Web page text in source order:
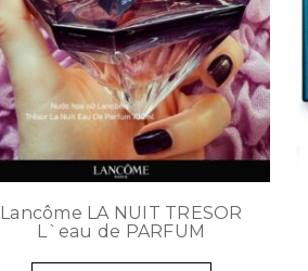
Lancôme LA NUIT TRESOR
L`eau de PARFUM